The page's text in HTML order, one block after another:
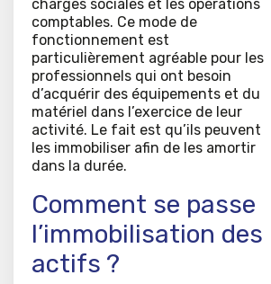
charges sociales et les opérations
comptables. Ce mode de
fonctionnement est
particulièrement agréable pour les
professionnels qui ont besoin
d’acquérir des équipements et du
matériel dans l’exercice de leur
activité. Le fait est qu’ils peuvent
les immobiliser afin de les amortir
dans la durée.
Comment se passe
l’immobilisation des
actifs ?